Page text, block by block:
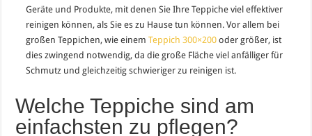
Geräte und Produkte, mit denen Sie Ihre Teppiche viel effektiver
reinigen können, als Sie es zu Hause tun können. Vor allem bei
großen Teppichen, wie einemTeppich 300×200 oder größer, ist
dies zwingend notwendig, da die große Fläche viel anfälliger für
Schmutz und gleichzeitig schwieriger zu reinigen ist.
Welche Teppiche sind am
einfachsten zu pflegen?